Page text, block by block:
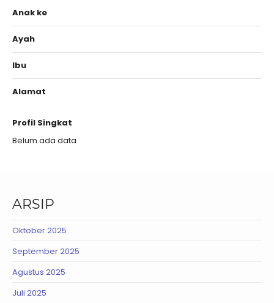
Anak ke
Ayah
Ibu
Alamat
Profil Singkat
Belum ada data
ARSIP
Oktober 2025
September 2025
Agustus 2025
Juli 2025